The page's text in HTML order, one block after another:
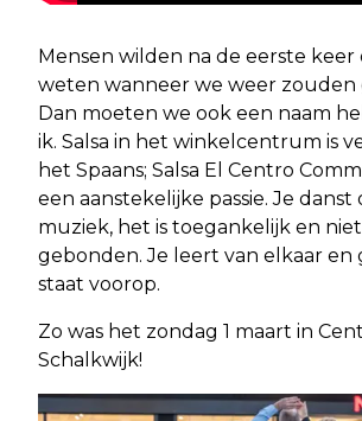
Mensen wilden na de eerste keer
weten wanneer we weer zouden
Dan moeten we ook een naam
ik. Salsa in het winkelcentrum is
het Spaans; Salsa El Centro
een aanstekelijke passie. Je danst
muziek, het is toegankelijk en
gebonden. Je leert van elkaar en
staat voorop.
Zo was het zondag 1 maart in
Schalkwijk!